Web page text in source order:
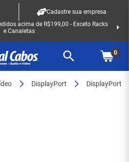
Cadastre sua empresa
acima de R$199,00 - Exceto Racks
e Canaletas
0
DisplayPort DisplayPort